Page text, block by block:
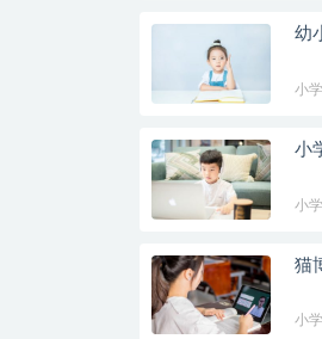
幼
小
小
小
猫
小